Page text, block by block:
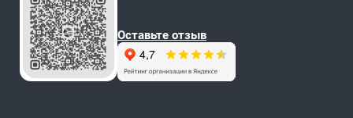
Оставьте отзыв